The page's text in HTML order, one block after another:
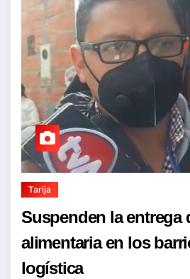
Tarija
Suspenden la entrega
alimentaria en los
logística